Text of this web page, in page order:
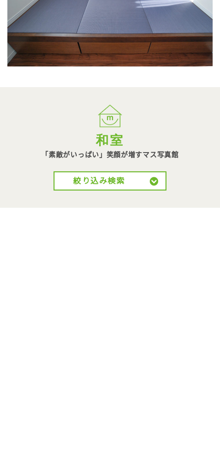
和室
「素敵がいっぱい」笑顔が増すマス写真館
絞り込み検索